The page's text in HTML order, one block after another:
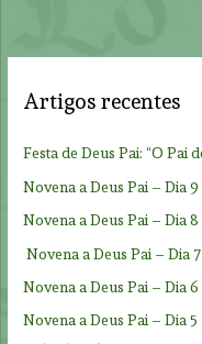
Artigos recentes
Festa de Deus Pai: “O Pai
Novena a Deus Pai – Dia
Novena a Deus Pai – Dia
Novena a Deus Pai – Dia
Novena a Deus Pai – Dia
Novena a Deus Pai – Dia